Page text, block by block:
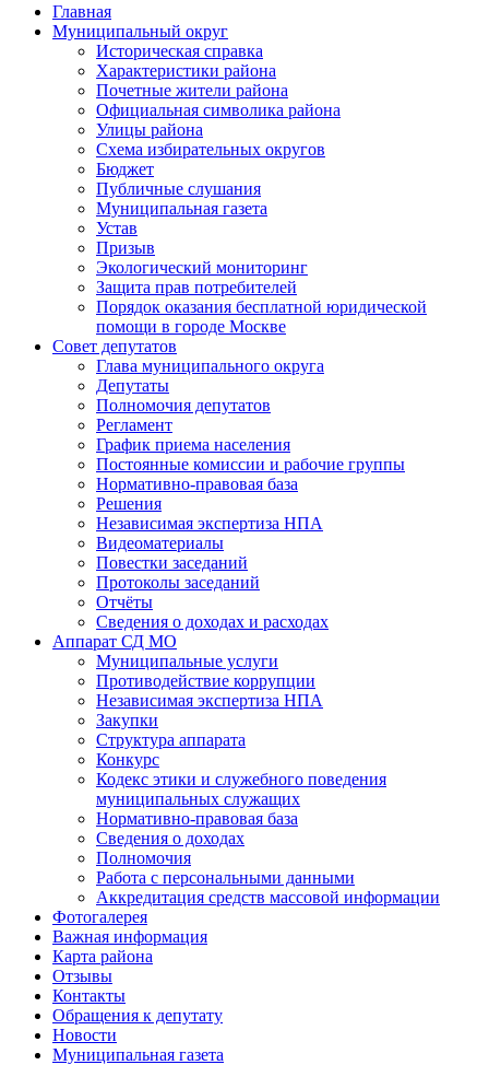
Главная
Муниципальный округ
Историческая справка
Характеристики района
Почетные жители района
Официальная символика района
Улицы района
Схема избирательных округов
Бюджет
Публичные слушания
Муниципальная газета
Устав
Призыв
Экологический мониторинг
Защита прав потребителей
Порядок оказания бесплатной юридической
помощи в городе Москве
Совет депутатов
Глава муниципального округа
Депутаты
Полномочия депутатов
Регламент
График приема населения
Постоянные комиссии и рабочие группы
Нормативно-правовая база
Решения
Независимая экспертиза НПА
Видеоматериалы
Повестки заседаний
Протоколы заседаний
Отчёты
Сведения о доходах и расходах
Аппарат СД МО
Муниципальные услуги
Противодействие коррупции
Независимая экспертиза НПА
Закупки
Структура аппарата
Конкурс
Кодекс этики и служебного поведения
муниципальных служащих
Нормативно-правовая база
Сведения о доходах
Полномочия
Работа с персональными данными
Аккредитация средств массовой информации
Фотогалерея
Важная информация
Карта района
Отзывы
Контакты
Обращения к депутату
Новости
Муниципальная газета